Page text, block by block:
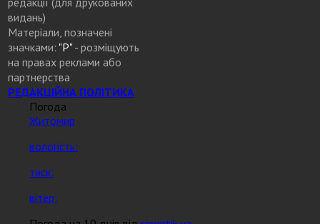
видань)
Матеріали, позначені
значками: "Р"- розміщують
на правах реклами або
партнерства
РЕДАКЦІЙНА ПОЛІТИКА
Погода
Житомир
вологість:
тиск:
вітер: